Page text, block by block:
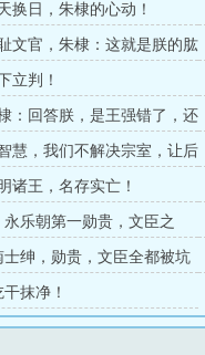
换日，朱棣的心动！
文官，朱棣：这就是朕的肱
立判！
：回答朕，是王强错了，还
慧，我们不解决宗室，让后
诸王，名存实亡！
乐朝第一勋贵，文臣之
绅，勋贵，文臣全都被坑
抹净！